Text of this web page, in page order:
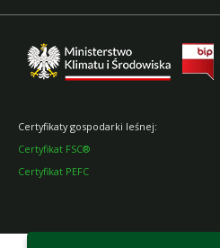
Certyfikaty gospodarki leśnej:
Certyfikat FSC®
Certyfikat PEFC